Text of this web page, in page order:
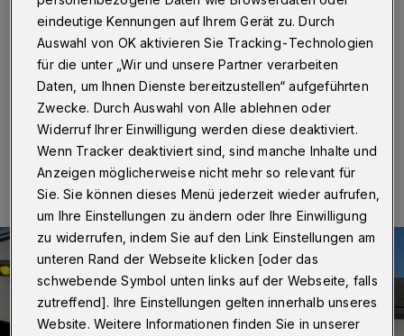
Wuppertal· Auf großer Bühne des TiC-Theaters in
Cronenberg veranstaltete der Kreisverband Bergisches
Land des Sozialverbandes VdK seinen
Neujahrsempfang,
17.03.2019 , 12:42 Uhr Eine Minute Lesezeit
eindeutige Kennungen auf Ihrem Gerät zu. Durch
Auswahl von OK aktivieren Sie Tracking-Technologien
für die unter „Wir und unsere Partner verarbeiten
Daten, um Ihnen Dienste bereitzustellen“ aufgeführten
Zwecke. Durch Auswahl von Alle ablehnen oder
Widerruf Ihrer Einwilligung werden diese deaktiviert.
Wenn Tracker deaktiviert sind, sind manche Inhalte und
Anzeigen möglicherweise nicht mehr so relevant für
Sie. Sie können dieses Menü jederzeit wieder aufrufen,
um Ihre Einstellungen zu ändern oder Ihre Einwilligung
zu widerrufen, indem Sie auf den Link Einstellungen am
unteren Rand der Webseite klicken [oder das
schwebende Symbol unten links auf der Webseite, falls
zutreffend]. Ihre Einstellungen gelten innerhalb unseres
Website. Weitere Informationen finden Sie in unserer